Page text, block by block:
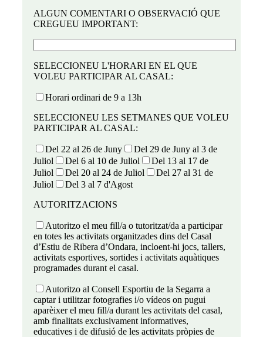
ALGUN COMENTARI O OBSERVACIÓ QUE
CREGUEU IMPORTANT:
SELECCIONEU L'HORARI EN EL QUE
VOLEU PARTICIPAR AL CASAL:
Horari ordinari de 9 a 13h
SELECCIONEU LES SETMANES QUE VOLEU
PARTICIPAR AL CASAL:
Del 22 al 26 de Juny
Del 29 de Juny al 3 de
Juliol
Del 6 al 10 de Juliol
Del 13 al 17 de
Juliol
Del 20 al 24 de Juliol
Del 27 al 31 de
Juliol
Del 3 al 7 d'Agost
AUTORITZACIONS
Autoritzo el meu fill/a o tutoritzat/da a participar
en totes les activitats organitzades dins del Casal
d’Estiu de Ribera d’Ondara, incloent-hi jocs, tallers,
activitats esportives, sortides i activitats aquàtiques
programades durant el casal.
Autoritzo al Consell Esportiu de la Segarra a
captar i utilitzar fotografies i/o vídeos on pugui
aparèixer el meu fill/a durant les activitats del casal,
amb finalitats exclusivament informatives,
educatives i de difusió de les activitats pròpies de